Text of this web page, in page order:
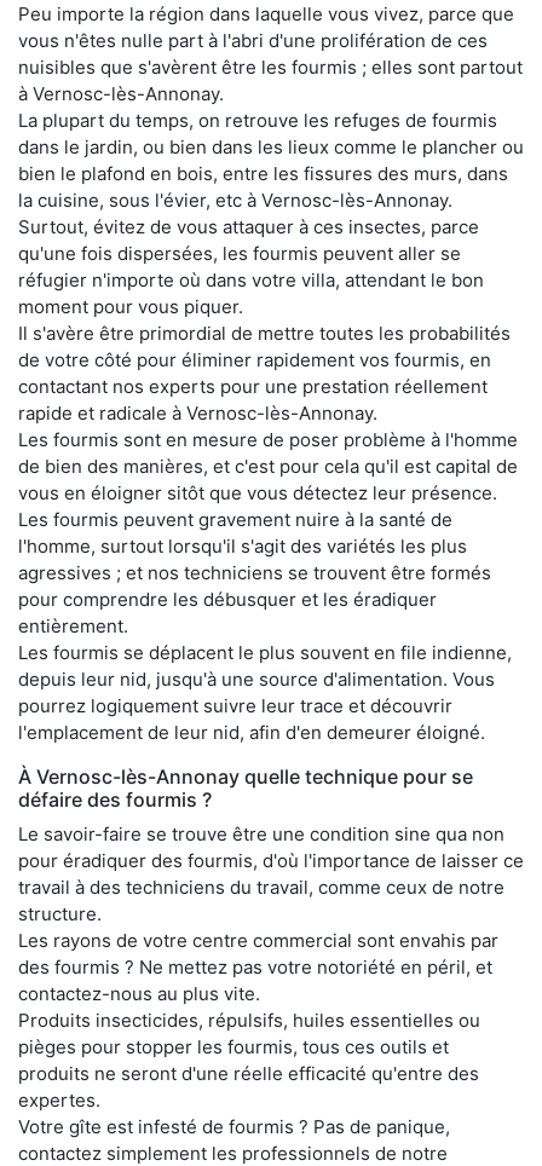
Peu importe la région dans laquelle vous vivez, parce que
vous n'êtes nulle part à l'abri d'une prolifération de ces
nuisibles que s'avèrent être les fourmis ; elles sont partout
à Vernosc-lès-Annonay.
La plupart du temps, on retrouve les refuges de fourmis
dans le jardin, ou bien dans les lieux comme le plancher ou
bien le plafond en bois, entre les fissures des murs, dans
la cuisine, sous l'évier, etc à Vernosc-lès-Annonay.
Surtout, évitez de vous attaquer à ces insectes, parce
qu'une fois dispersées, les fourmis peuvent aller se
réfugier n'importe où dans votre villa, attendant le bon
moment pour vous piquer.
Il s'avère être primordial de mettre toutes les probabilités
de votre côté pour éliminer rapidement vos fourmis, en
contactant nos experts pour une prestation réellement
rapide et radicale à Vernosc-lès-Annonay.
Les fourmis sont en mesure de poser problème à l'homme
de bien des manières, et c'est pour cela qu'il est capital de
vous en éloigner sitôt que vous détectez leur présence.
Les fourmis peuvent gravement nuire à la santé de
l'homme, surtout lorsqu'il s'agit des variétés les plus
agressives ; et nos techniciens se trouvent être formés
pour comprendre les débusquer et les éradiquer
entièrement.
Les fourmis se déplacent le plus souvent en file indienne,
depuis leur nid, jusqu'à une source d'alimentation. Vous
pourrez logiquement suivre leur trace et découvrir
l'emplacement de leur nid, afin d'en demeurer éloigné.
À Vernosc-lès-Annonay quelle technique pour se
défaire des fourmis ?
Le savoir-faire se trouve être une condition sine qua non
pour éradiquer des fourmis, d'où l'importance de laisser ce
travail à des techniciens du travail, comme ceux de notre
structure.
Les rayons de votre centre commercial sont envahis par
des fourmis ? Ne mettez pas votre notoriété en péril, et
contactez-nous au plus vite.
Produits insecticides, répulsifs, huiles essentielles ou
pièges pour stopper les fourmis, tous ces outils et
produits ne seront d'une réelle efficacité qu'entre des
expertes.
Votre gîte est infesté de fourmis ? Pas de panique,
contactez simplement les professionnels de notre